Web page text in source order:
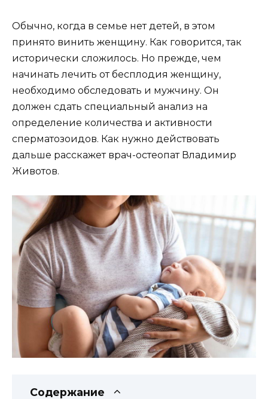
Обычно, когда в семье нет детей, в этом
принято винить женщину. Как говорится, так
исторически сложилось. Но прежде, чем
начинать лечить от бесплодия женщину,
необходимо обследовать и мужчину. Он
должен сдать специальный анализ на
определение количества и активности
сперматозоидов. Как нужно действовать
дальше расскажет врач-остеопат Владимир
Животов.
Содержание